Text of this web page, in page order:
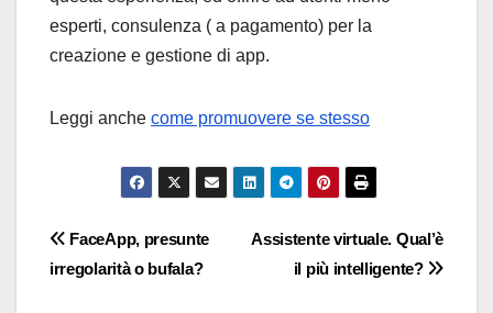
esperti, consulenza ( a pagamento) per la
creazione e gestione di app.
Leggi anche come promuovere se stesso
Navigazione
articoli
Assistente virtuale. Qual’è
il più intelligente?
FaceApp, presunte
irregolarità o bufala?